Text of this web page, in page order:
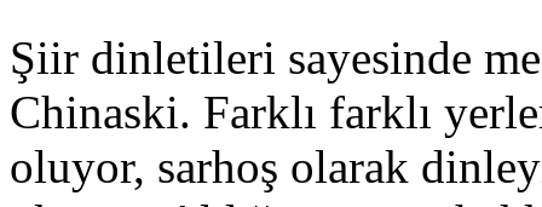
Şiir dinletileri sayesinde
Chinaski. Farklı farklı
oluyor, sarhoş olarak